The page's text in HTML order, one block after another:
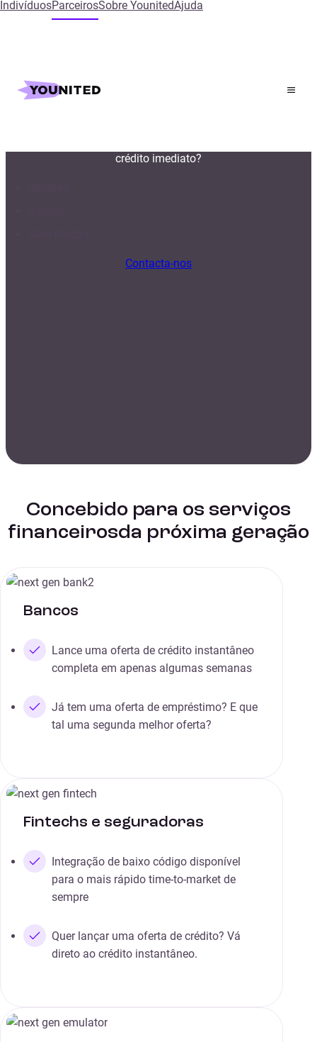
IndivíduosParceirosSobre YounitedAjuda
crédito instantâneo.
crédito imediato?
Contacta-nos
Concebido para os serviços
financeirosda próxima geração
Bancos
Lance uma oferta de crédito instantâneo
completa em apenas algumas semanas
Já tem uma oferta de empréstimo? E que
tal uma segunda melhor oferta?
Fintechs e seguradoras
Integração de baixo código disponível
para o mais rápido time-to-market de
sempre
Quer lançar uma oferta de crédito? Vá
direto ao crédito instantâneo.